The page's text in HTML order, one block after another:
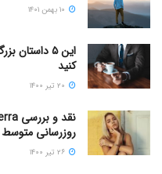
کنید
روزرسانی